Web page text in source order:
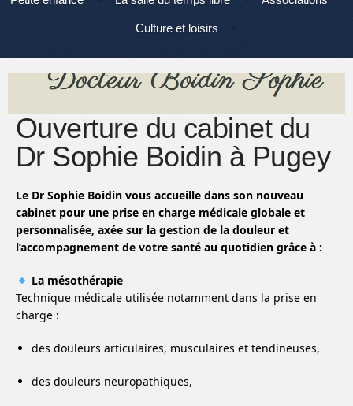
Culture et loisirs
Ouverture du cabinet du
Dr Sophie Boidin à Pugey
Le Dr Sophie Boidin vous accueille dans son nouveau
cabinet pour une prise en charge médicale globale et
personnalisée, axée sur la gestion de la douleur et
l’accompagnement de votre santé au quotidien grâce à :
La mésothérapie
Technique médicale utilisée notamment dans la prise en
charge :
des douleurs articulaires, musculaires et tendineuses,
des douleurs neuropathiques,